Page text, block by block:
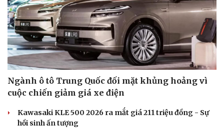
Ngành ô tô Trung Quốc đối mặt khủng hoảng vì
cuộc chiến giảm giá xe điện
Kawasaki KLE 500 2026 ra mắt giá 211 triệu đồng - Sự
hồi sinh ấn tượng